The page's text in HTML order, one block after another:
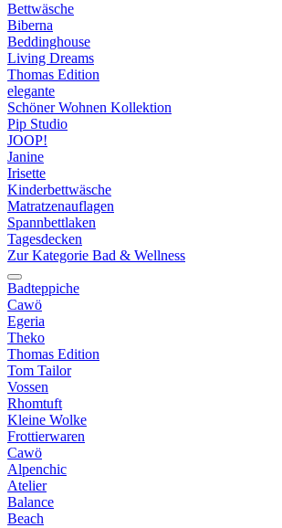
Bettwäsche
Biberna
Beddinghouse
Living Dreams
Thomas Edition
elegante
Schöner Wohnen Kollektion
Pip Studio
JOOP!
Janine
Irisette
Kinderbettwäsche
Matratzenauflagen
Spannbettlaken
Tagesdecken
Zur Kategorie Bad & Wellness
Badteppiche
Cawö
Egeria
Theko
Thomas Edition
Tom Tailor
Vossen
Rhomtuft
Kleine Wolke
Frottierwaren
Cawö
Alpenchic
Atelier
Balance
Beach